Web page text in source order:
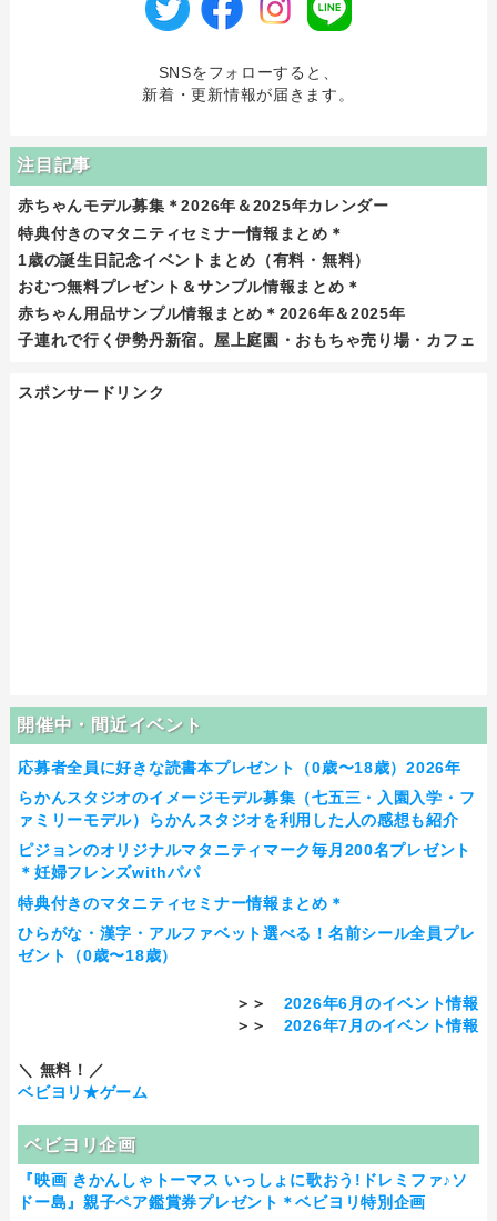
SNSをフォローすると、
新着・更新情報が届きます。
注目記事
赤ちゃんモデル募集＊2026年＆2025年カレンダー
特典付きのマタニティセミナー情報まとめ＊
1歳の誕生日記念イベントまとめ（有料・無料）
おむつ無料プレゼント＆サンプル情報まとめ＊
赤ちゃん用品サンプル情報まとめ＊2026年＆2025年
子連れで行く伊勢丹新宿。屋上庭園・おもちゃ売り場・カフェ
スポンサードリンク
開催中・間近イベント
応募者全員に好きな読書本プレゼント（0歳〜18歳）2026年
らかんスタジオのイメージモデル募集（七五三・入園入学・フ
ァミリーモデル）らかんスタジオを利用した人の感想も紹介
ピジョンのオリジナルマタニティマーク毎月200名プレゼント
＊妊婦フレンズwithパパ
特典付きのマタニティセミナー情報まとめ＊
ひらがな・漢字・アルファベット選べる！名前シール全員プレ
ゼント（0歳〜18歳）
＞＞ 2026年6月のイベント情報
＞＞ 2026年7月のイベント情報
＼ 無料！／
ベビヨリ★ゲーム
ベビヨリ企画
『映画 きかんしゃトーマス いっしょに歌おう!ドレミファ♪ソ
ドー島』親子ペア鑑賞券プレゼント＊ベビヨリ特別企画